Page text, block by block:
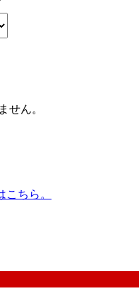
せん。
ちら。